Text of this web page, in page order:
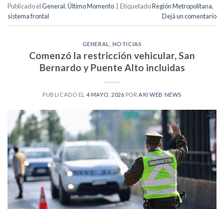
Publicado elGeneral,Último Momento EtiquetadoRegión Metropolitana,
sistema frontal
Dejá un comentario
GENERAL NOTICIAS
Comenzó la restricción vehicular, San
Bernardo y Puente Alto incluidas
PUBLICADO EL 4 MAYO, 2026 POR AKI WEB NEWS